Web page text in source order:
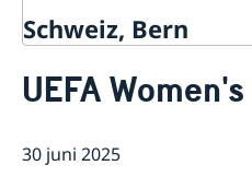
Schweiz, Bern
Om oss
Vi är en resurs för svenska
Nyheter
UEFA
30 juni 2025